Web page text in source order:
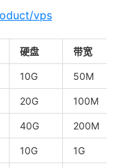
vps
硬盘 带宽
10G 50M
20G 100M
40G 200M
10G 1G